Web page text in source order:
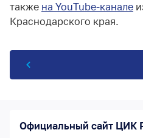
также на YouTube-канале
Краснодарского края.
Официальный сайт ЦИК